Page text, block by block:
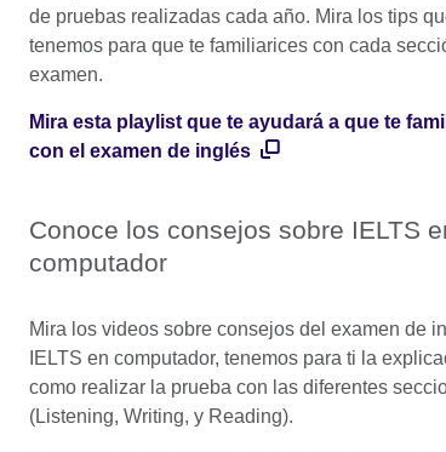
de pruebas realizadas cada año. Mira los tips
tenemos para que te familiarices con cada
examen.
Mira esta playlist que te ayudará a que te
con el examen de inglés
Conoce los consejos sobre IELTS
computador
Mira los videos sobre consejos del examen de
IELTS en computador, tenemos para ti la
como realizar la prueba con las diferentes
(Listening, Writing, y Reading).